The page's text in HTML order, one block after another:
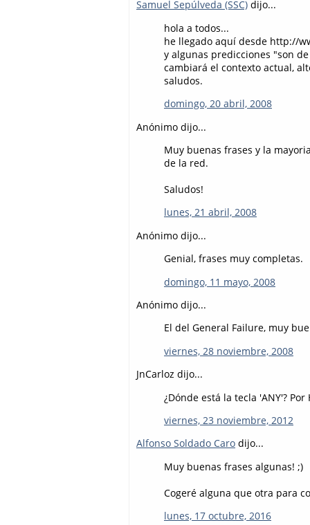
Samuel Sepúlveda (SSC) dijo...
hola a todos...
he llegado aquí desde http://
y algunas predicciones "son
cambiará el contexto actual,
saludos.
domingo, 20 abril, 2008
Anónimo dijo...
Muy buenas frases y la
de la red.
Saludos!
lunes, 21 abril, 2008
Anónimo dijo...
Genial, frases muy completas.
domingo, 11 mayo, 2008
Anónimo dijo...
El del General Failure, muy
viernes, 28 noviembre, 2008
JnCarloz dijo...
¿Dónde está la tecla 'ANY'?
viernes, 23 noviembre, 2012
Alfonso Soldado Caro dijo...
Muy buenas frases algunas! ;)
Cogeré alguna que otra para
lunes, 17 octubre, 2016